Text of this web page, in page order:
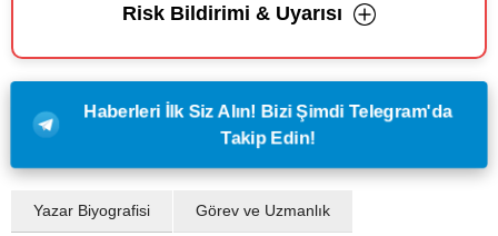
Risk Bildirimi & Uyarısı
Haberleri İlk Siz Alın! Bizi Şimdi Telegram'da
Takip Edin!
Yazar Biyografisi Görev ve Uzmanlık